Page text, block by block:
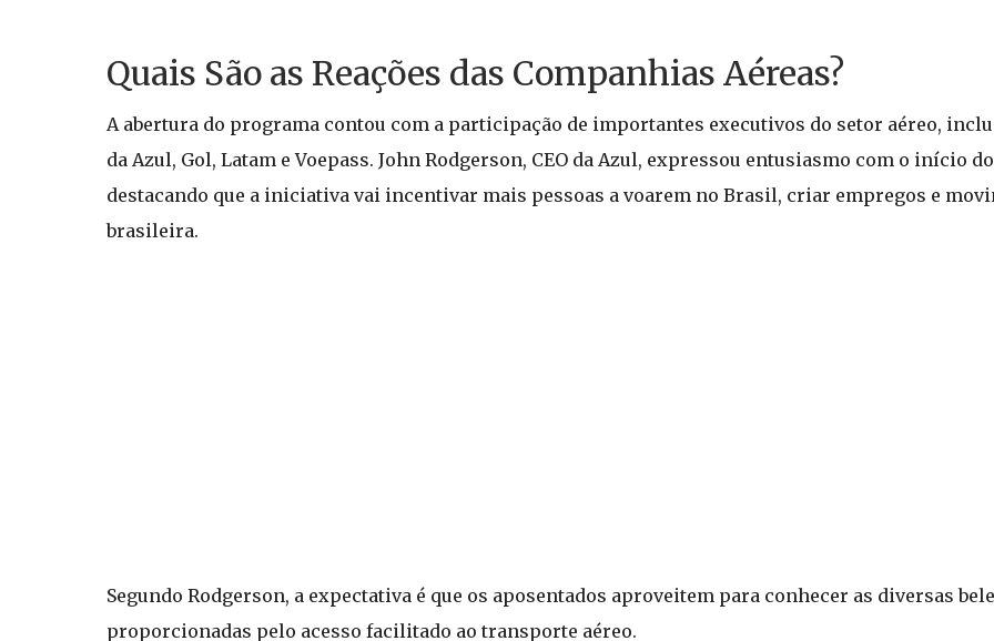
Quais São as Reações das Companhias Aéreas?
A abertura do programa contou com a participação de importantes executivos do setor aéreo,
da Azul, Gol, Latam e Voepass. John Rodgerson, CEO da Azul, expressou entusiasmo com o início
destacando que a iniciativa vai incentivar mais pessoas a voarem no Brasil, criar empregos e
brasileira.
Segundo Rodgerson, a expectativa é que os aposentados aproveitem para conhecer as diversas
proporcionadas pelo acesso facilitado ao transporte aéreo.